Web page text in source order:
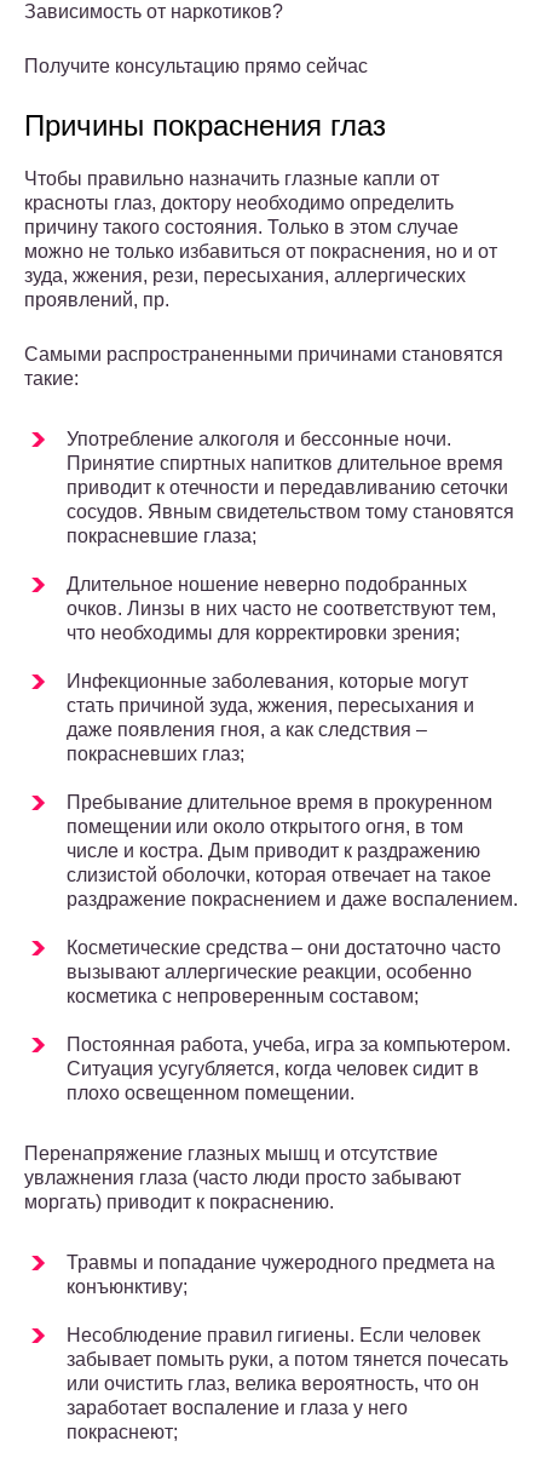
Зависимость от наркотиков?
Получите консультацию прямо сейчас
Причины покраснения глаз
Чтобы правильно назначить глазные капли от
красноты глаз, доктору необходимо определить
причину такого состояния. Только в этом случае
можно не только избавиться от покраснения, но и от
зуда, жжения, рези, пересыхания, аллергических
проявлений, пр.
Самыми распространенными причинами становятся
такие:
Употребление алкоголя и бессонные ночи.
Принятие спиртных напитков длительное время
приводит к отечности и передавливанию сеточки
сосудов. Явным свидетельством тому становятся
покрасневшие глаза;
Длительное ношение неверно подобранных
очков. Линзы в них часто не соответствуют тем,
что необходимы для корректировки зрения;
Инфекционные заболевания, которые могут
стать причиной зуда, жжения, пересыхания и
даже появления гноя, а как следствия –
покрасневших глаз;
Пребывание длительное время в прокуренном
помещении или около открытого огня, в том
числе и костра. Дым приводит к раздражению
слизистой оболочки, которая отвечает на такое
раздражение покраснением и даже воспалением.
Косметические средства – они достаточно часто
вызывают аллергические реакции, особенно
косметика с непроверенным составом;
Постоянная работа, учеба, игра за компьютером.
Ситуация усугубляется, когда человек сидит в
плохо освещенном помещении.
Перенапряжение глазных мышц и отсутствие
увлажнения глаза (часто люди просто забывают
моргать) приводит к покраснению.
Травмы и попадание чужеродного предмета на
конъюнктиву;
Несоблюдение правил гигиены. Если человек
забывает помыть руки, а потом тянется почесать
или очистить глаз, велика вероятность, что он
заработает воспаление и глаза у него
покраснеют;